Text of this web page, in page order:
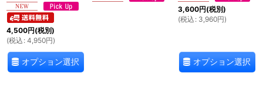
4,500円(税別)
(税込 : 4,950円)
オプション選択
3,600円(税別)
(税込 : 3,960円)
オプション選択